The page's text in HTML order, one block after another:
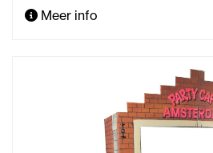
Meer info